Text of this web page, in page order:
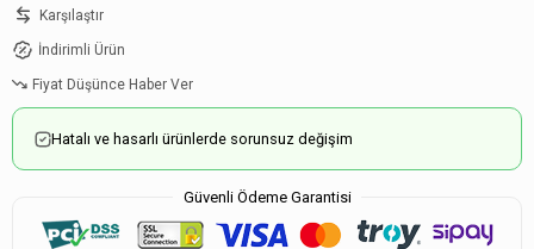
Karşılaştır
İndirimli Ürün
Fiyat Düşünce Haber Ver
Hatalı ve hasarlı ürünlerde sorunsuz değişim
Güvenli Ödeme Garantisi